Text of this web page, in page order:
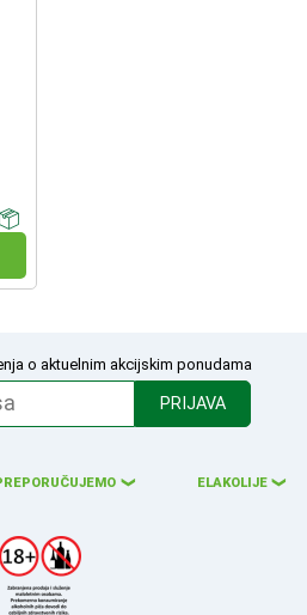
o aktuelnim akcijskim ponudama
PRIJAVA
❮ ELAKOLIJE ❮